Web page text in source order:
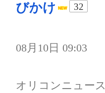
びかけ
32
08月10日 09:03
オリコンニュース